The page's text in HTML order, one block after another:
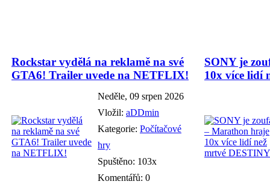
Rockstar vydělá na reklamě na své
GTA6! Trailer uvede na NETFLIX!
Neděle, 09 srpen 2026
Vložil: aDDmin
Kategorie: Počítačové
hry
Spuštěno: 103x
Komentářů: 0
SONY je
10x více lidí